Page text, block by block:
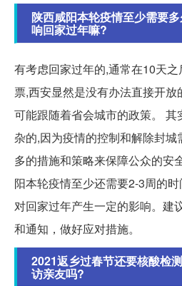
陕西咸阳本轮疫情至少需要
响回家过年嘛?
有考虑回家过年的,通常在10天
票,西安显然是没有办法直接开
可能跟随着省会城市的政策。 其
杂的,因为疫情的控制和解除封
多的措施和策略来保障公众的安
阳本轮疫情至少还需要2-3周的
对回家过年产生一定的影响。建
和通知，做好应对措施。
2021返乡过春节还要核酸检
访亲友吗?